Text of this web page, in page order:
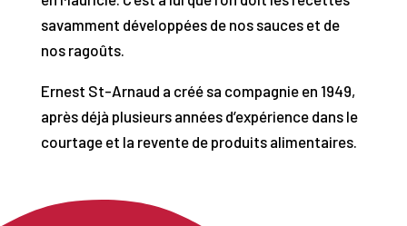
savamment développées de nos sauces et de
nos ragoûts.
Ernest St-Arnaud a créé sa compagnie en 1949,
après déjà plusieurs années d’expérience dans le
courtage et la revente de produits alimentaires.